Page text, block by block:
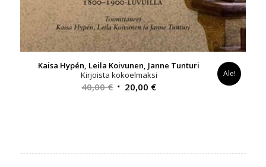
Kaisa Hypén, Leila Koivunen, Janne Tunturi
Kirjoista kokoelmaksi
40,00€ Alkuperäinen
20,00 €Nykyinen
Ale!